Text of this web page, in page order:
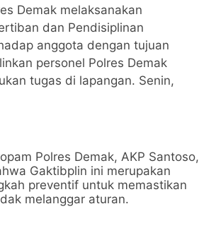
Demak melaksanakan
dan Pendisiplinan
anggota dengan tujuan
personel Polres Demak
tugas di lapangan. Senin,
Polres Demak, AKP Santoso,
Gaktibplin ini merupakan
preventif untuk memastikan
melanggar aturan.